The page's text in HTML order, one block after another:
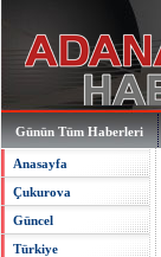
Günün Tüm Haberleri
Anasayfa
Çukurova
Güncel
Türkiye